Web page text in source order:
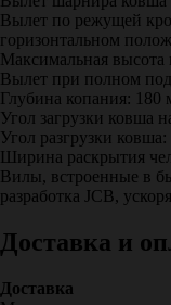
Вылет по режущей
горизонтальном
Максимальная
Вылет при полном
Глубина копания: 180
Угол загрузки ковша
Угол разгрузки ковша:
Ширина раскрытия
Вилы, встроенные в
разработка JCB,
Доставка и
Доставка